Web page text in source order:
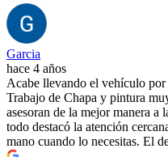
Garcia
hace 4 años
Acabe llevando el vehículo
Trabajo de Chapa y pintura
asesoran de la mejor manera a
todo destacó la atención
mano cuando lo necesitas. El